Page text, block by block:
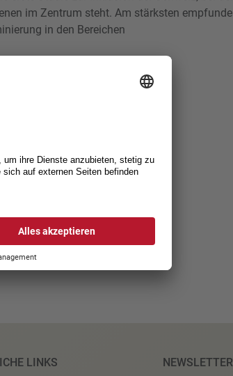
im Zentrum steht. Am stärksten
in den Bereichen
LINKS
NEWSLETTER